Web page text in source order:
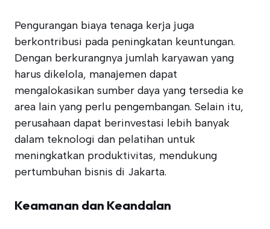
Pengurangan biaya tenaga kerja juga
berkontribusi pada peningkatan keuntungan.
Dengan berkurangnya jumlah karyawan yang
harus dikelola, manajemen dapat
mengalokasikan sumber daya yang tersedia ke
area lain yang perlu pengembangan. Selain itu,
perusahaan dapat berinvestasi lebih banyak
dalam teknologi dan pelatihan untuk
meningkatkan produktivitas, mendukung
pertumbuhan bisnis di Jakarta.
Keamanan dan Keandalan